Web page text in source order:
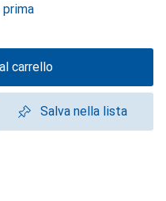
carrello
Salva nella lista